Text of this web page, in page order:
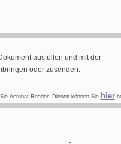
ausfüllen und mit der
oder zusenden.
Acrobat Reader. Diesen können Sie hier
.